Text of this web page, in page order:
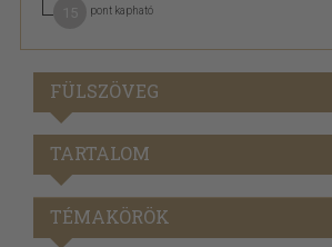
pont kapható
FÜLSZÖVEG
TARTALOM
TÉMAKÖRÖK